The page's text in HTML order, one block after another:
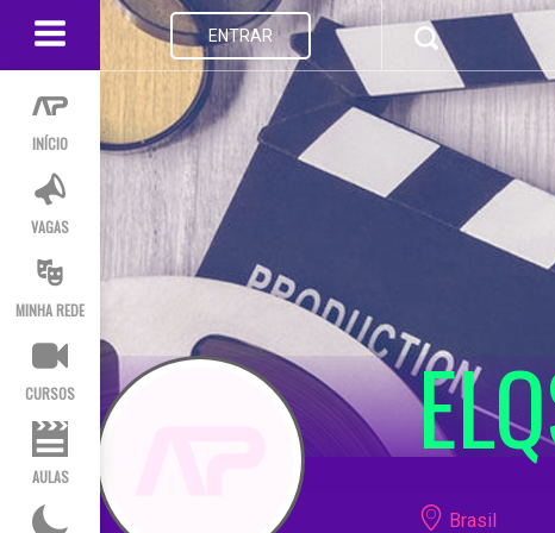
INÍCIO
VAGAS
MINHA REDE
CURSOS
AULAS
ENTRAR
Brasil